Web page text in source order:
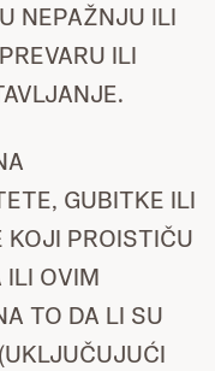
NEPAŽNJU ILI
ILI
GUBITKE ILI
PROISTIČU
ILI OVIM
TO DA LI SU